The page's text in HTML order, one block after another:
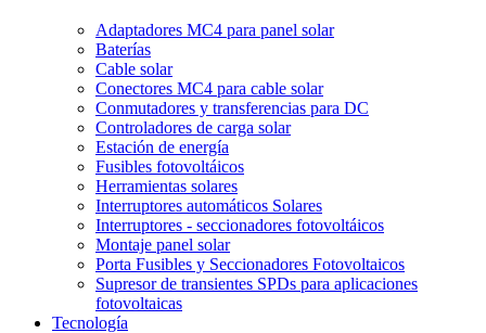
Adaptadores MC4 para panel solar
Baterías
Cable solar
Conectores MC4 para cable solar
Conmutadores y transferencias para DC
Controladores de carga solar
Estación de energía
Fusibles fotovoltáicos
Herramientas solares
Interruptores automáticos Solares
Interruptores - seccionadores fotovoltáicos
Montaje panel solar
Porta Fusibles y Seccionadores Fotovoltaicos
Supresor de transientes SPDs para aplicaciones
fotovoltaicas
Tecnología